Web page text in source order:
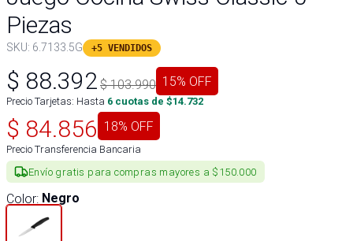
Piezas
SKU: 6.7133.5G +5 VENDIDOS
$ 88.392 $103.990 15% OFF
Precio Tarjetas: Hasta 6 cuotas de $14.732
$ 84.856 18% OFF
Precio Transferencia Bancaria
Envío gratis para compras mayores a $150.000
Color: Negro